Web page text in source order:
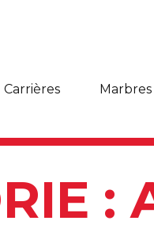
Carrières Marbres
: